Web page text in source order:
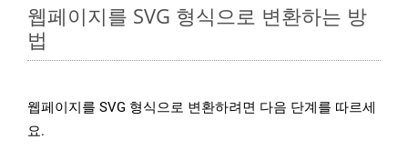
웹페이지를 SVG 형식으로 변환하는 방
법
웹페이지를 SVG 형식으로 변환하려면 다음 단계를 따르세
요.